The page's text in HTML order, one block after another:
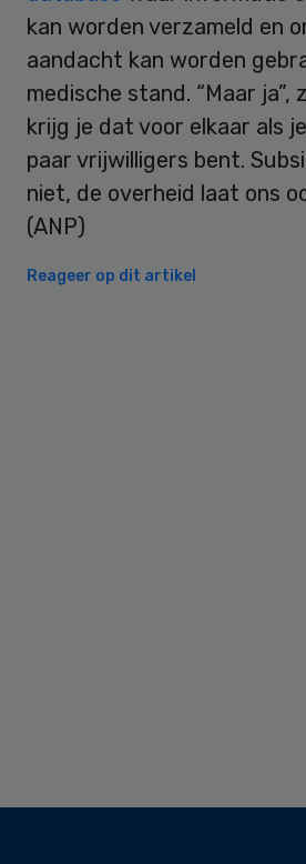
kan worden verzameld en
aandacht kan worden
medische stand. “Maar ja”,
krijg je dat voor elkaar als
paar vrijwilligers bent.
niet, de overheid laat ons
(ANP)
Reageer op dit artikel